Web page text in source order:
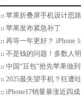
苹果折叠屏手机设计思
苹果发布紧急补丁
再等一年更好？ iPhone
不是钱的问题！多数人
中国“豆包”抢先苹果做
2025最失望手机？狂遭
iPhone17销量暴涨近四